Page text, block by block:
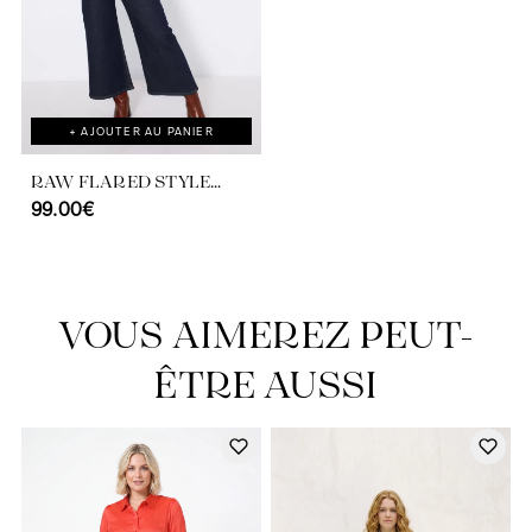
Découvrir notre univers
+ AJOUTER AU PANIER
RAW FLARED STYLE
JEANS
99.00€
VOUS AIMEREZ PEUT-
ÊTRE AUSSI